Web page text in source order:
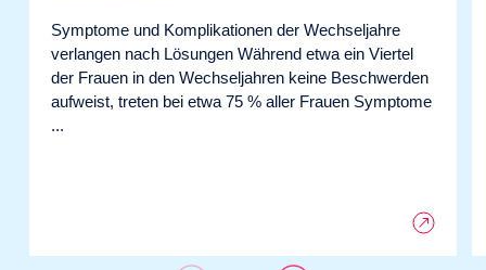
Symptome und Komplikationen der Wechseljahre
verlangen nach Lösungen Während etwa ein Viertel
der Frauen in den Wechseljahren keine Beschwerden
aufweist, treten bei etwa 75 % aller Frauen Symptome
...